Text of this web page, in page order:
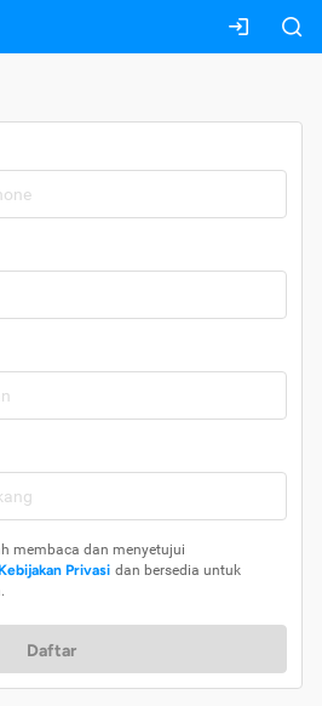
membaca dan menyetujui
Kebijakan Privasi dan bersedia untuk
Daftar